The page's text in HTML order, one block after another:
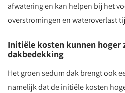
afwatering en kan helpen bij het
overstromingen en wateroverlast
Initiële kosten kunnen
dakbedekking
Het groen sedum dak brengt ook
namelijk dat de initiële kosten